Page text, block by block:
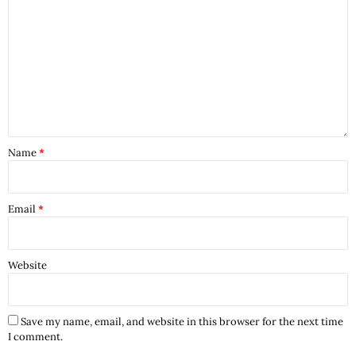
Name*
Email *
Website
Save my name, email, and website in this browser for the next time
I comment.